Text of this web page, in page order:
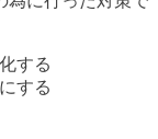
する
する